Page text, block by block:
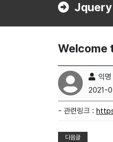
Jquery
Welcome
익명
2021-
- 관련링크 :
다음글